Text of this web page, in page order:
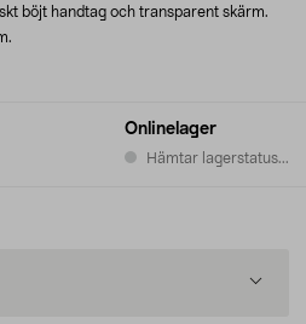
Onlinelager
Hämtar lagerstatus...
böjt handtag och transparent skärm.